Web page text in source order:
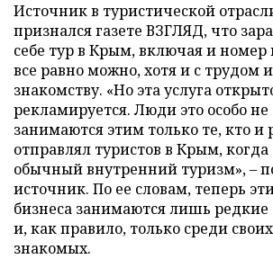
Источник в туристической
признался газете ВЗГЛЯД, что
себе тур в Крым, включая и номер
все равно можно, хотя и с трудом
знакомству. «Но эта услуга
рекламируется. Люди это особо
занимаются этим только те, кто и
отправлял туристов в Крым,
обычный внутренний туризм», –
источник. По ее словам, теперь
бизнеса занимаются лишь
и, как правило, только среди
знакомых.